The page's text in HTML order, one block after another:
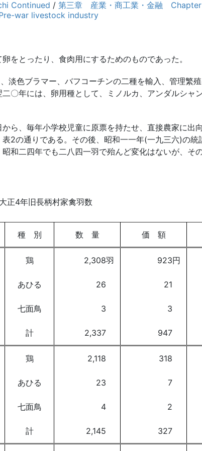
Continued / 第三章 産業・商工業・金融
war livestock industry
をとったり、食肉用にするためのものであった。
淡色ブラマー、バフコーチンの二種を輸入、管理繁
〇年には、卵用種として、ミノルカ、アンダルシャ
ら、毎年小学校児童に原票を持たせ、直接農家に出
2の通りである。その後、昭和一一年(一九三六)の
和二四年でも二八四一羽で殆んど変化はないが、そ
4年旧長柄村家禽羽数
種 別 数 量 価 額
鶏 2,308羽 923円
あひる 26 21
七面鳥 3 3
計 2,337 947
鶏 2,118 318
あひる 23 7
七面鳥 4 2
計 2,145 327